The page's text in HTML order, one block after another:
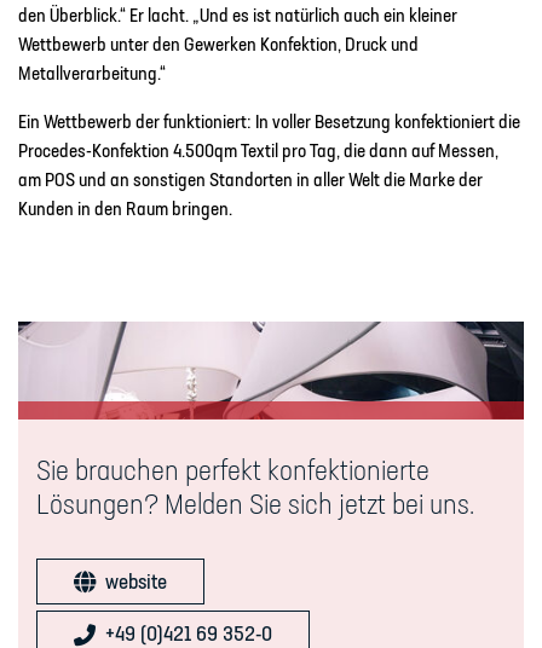
den Überblick.“ Er lacht. „Und es ist natürlich auch ein kleiner
Wettbewerb unter den Gewerken Konfektion, Druck und
Metallverarbeitung.“
Ein Wettbewerb der funktioniert: In voller Besetzung konfektioniert die
Procedes-Konfektion 4.500qm Textil pro Tag, die dann auf Messen,
am POS und an sonstigen Standorten in aller Welt die Marke der
Kunden in den Raum bringen.
Sie brauchen perfekt konfektionierte
Lösungen? Melden Sie sich jetzt bei uns.
website
+49 (0)421 69 352-0